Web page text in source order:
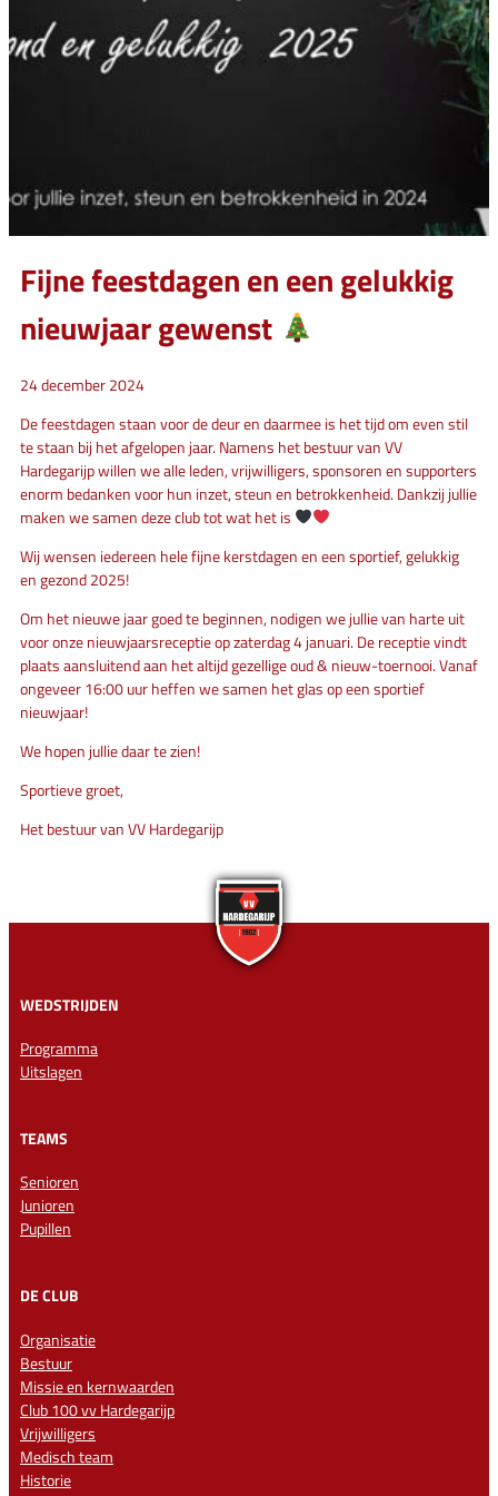
Fijne feestdagen en een gelukkig
nieuwjaar gewenst
24 december 2024
De feestdagen staan voor de deur en daarmee is het tijd om even stil
te staan bij het afgelopen jaar. Namens het bestuur van VV
Hardegarijp willen we alle leden, vrijwilligers, sponsoren en supporters
enorm bedanken voor hun inzet, steun en betrokkenheid. Dankzij jullie
maken we samen deze club tot wat het is
Wij wensen iedereen hele fijne kerstdagen en een sportief, gelukkig
en gezond 2025!
Om het nieuwe jaar goed te beginnen, nodigen we jullie van harte uit
voor onze nieuwjaarsreceptie op zaterdag 4 januari. De receptie vindt
plaats aansluitend aan het altijd gezellige oud & nieuw-toernooi. Vanaf
ongeveer 16:00 uur heffen we samen het glas op een sportief
nieuwjaar!
We hopen jullie daar te zien!
Sportieve groet,
Het bestuur van VV Hardegarijp
WEDSTRIJDEN
Programma
Uitslagen
TEAMS
Senioren
Junioren
Pupillen
DE CLUB
Organisatie
Bestuur
Missie en kernwaarden
Club 100 vv Hardegarijp
Vrijwilligers
Medisch team
Historie